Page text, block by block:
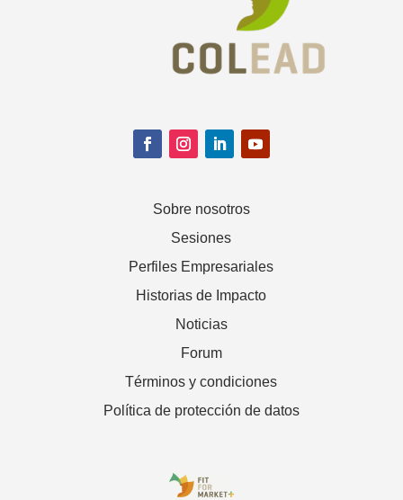
Sobre nosotros
Sesiones
Perfiles Empresariales
Historias de Impacto
Noticias
Forum
Términos y condiciones
Política de protección de datos